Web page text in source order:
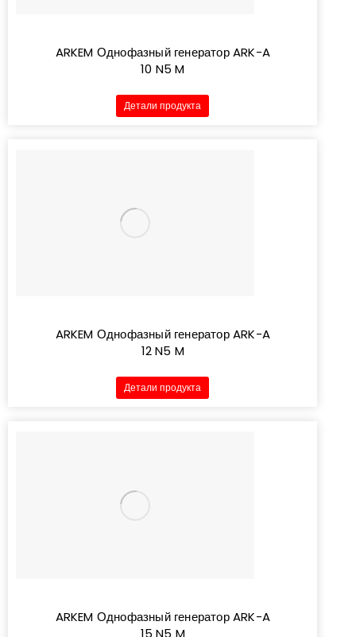
ARKEM Однофазный генератор ARK-A
10 N5 M
Детали продукта
ARKEM Однофазный генератор ARK-A
12 N5 M
Детали продукта
ARKEM Однофазный генератор ARK-A
15 N5 M